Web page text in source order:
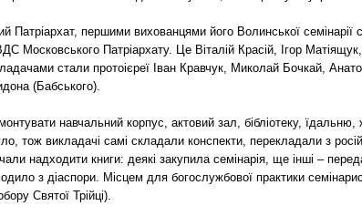
Патріархат, першими вихованцями його Волинської семінарії
Московського Патріархату. Це Віталій Красій, Ігор
стали протоієреї Іван Кравчук, Миколай Бочкай,
(Бабського).
навчальний корпус, актовий зал, бібліотеку,
тож викладачі самі складали конспекти, перекладали з
надходити книги: деякі закупила семінарія, ще інші –
з діаспори. Місцем для богослужбової практики
Святої Трійці).